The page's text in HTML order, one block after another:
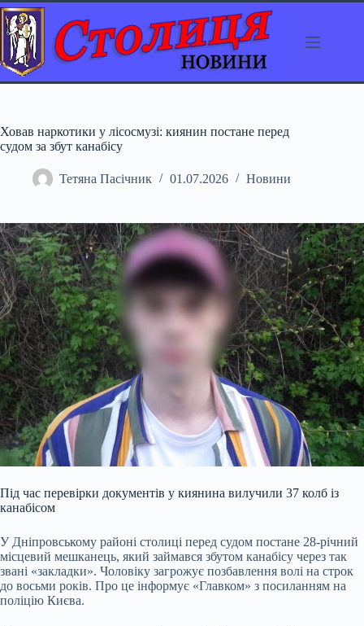
Перейти
до
вмісту
Ховав наркотики у лісосмузі: киянин постане перед
судом за збут канабісу
Тетяна Пасічник 01.07.2026 Новини
Під час перевірки документів у киянина вилучили 37 колб із
канабісом
У Дніпровському районі столиці перед судом постане 28-річний
місцевий мешканець, який займався збутом канабісу через так
звані «закладки». Чоловіку загрожує позбавлення волі на строк
до восьми років. Про це інформує «Главком» з посиланням на
поліцію Києва.